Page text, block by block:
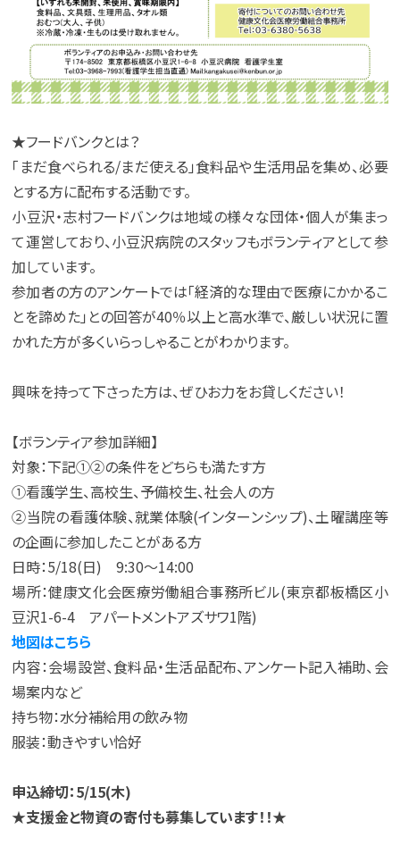
★フードバンクとは？
「まだ食べられる/まだ使える」食料品や生活用品を集め、必要
とする方に配布する活動です。
小豆沢・志村フードバンクは地域の様々な団体・個人が集まっ
て運営しており、小豆沢病院のスタッフもボランティアとして参
加しています。
参加者の方のアンケートでは「経済的な理由で医療にかかるこ
とを諦めた」との回答が40％以上と高水準で、厳しい状況に置
かれた方が多くいらっしゃることがわかります。
興味を持って下さった方は、ぜひお力をお貸しください！
【ボランティア参加詳細】
対象：下記①②の条件をどちらも満たす方
①看護学生、高校生、予備校生、社会人の方
②当院の看護体験、就業体験(インターンシップ)、土曜講座等
の企画に参加したことがある方
日時：5/18(日) 9:30～14:00
場所：健康文化会医療労働組合事務所ビル(東京都板橋区小
豆沢1-6-4 アパートメントアズサワ1階)
地図はこちら
内容：会場設営、食料品・生活品配布、アンケート記入補助、会
場案内など
持ち物：水分補給用の飲み物
服装：動きやすい恰好
申込締切：5/15(木)
★支援金と物資の寄付も募集しています！！★